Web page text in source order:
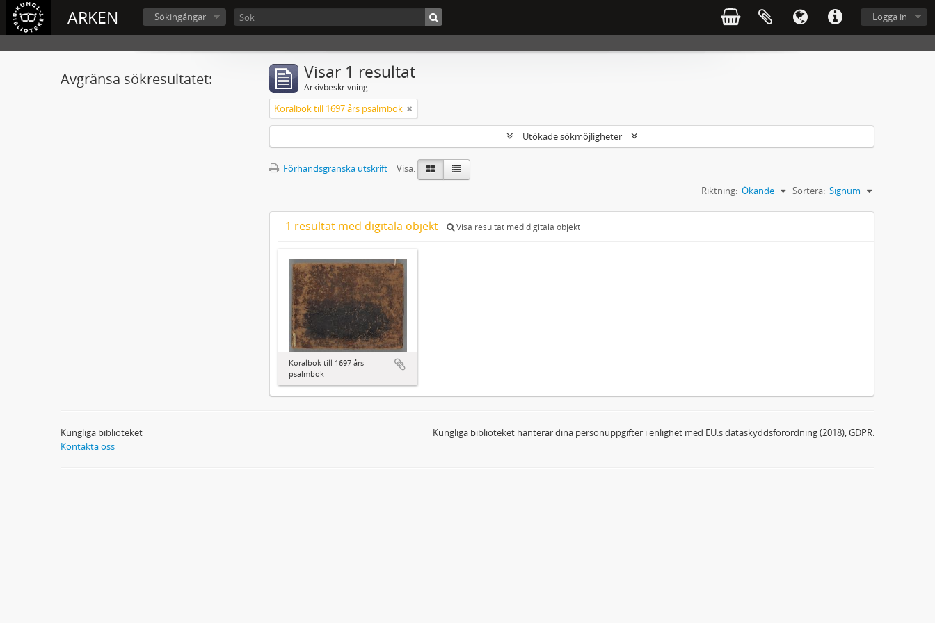
ARKEN Logga in
Sökingångar
Avgränsa sökresultatet: Visar 1 resultat
Arkivbeskrivning
Koralbok till 1697 års psalmbok
Utökade sökmöjligheter
Förhandsgranska utskrift
Visa:
Sortera: Signum
Riktning: Ökande
1 resultat med digitala objekt Visa resultat med digitala objekt
Koralbok till 1697 års
psalmbok
Kungliga biblioteket
Kontakta oss
Kungliga biblioteket hanterar dina personuppgifter i enlighet med EU:s dataskyddsförordning (2018), GDPR.